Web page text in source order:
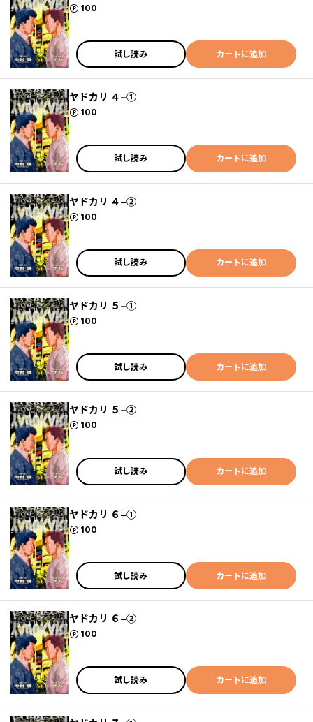
100
ポイント
試し読み カートに追加
ヤドカリ ４−①
100
ポイント
試し読み カートに追加
ヤドカリ ４−②
100
ポイント
試し読み カートに追加
ヤドカリ ５−①
100
ポイント
試し読み カートに追加
ヤドカリ ５−②
100
ポイント
試し読み カートに追加
ヤドカリ ６−①
100
ポイント
試し読み カートに追加
ヤドカリ ６−②
100
ポイント
試し読み カートに追加